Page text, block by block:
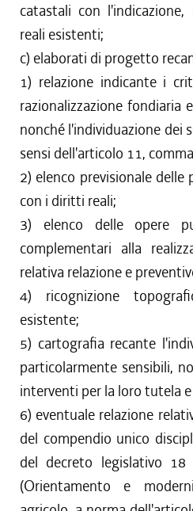
catastali con
reali esistenti;
c) elaborati di progetto
1) relazione indicante i
razionalizzazione fondiaria
nonché l'individuazione dei
sensi dell'articolo 11,
2) elenco previsionale
con i diritti reali;
3) elenco delle opere
complementari alla
relativa relazione e
4) ricognizione
esistente;
5) cartografia recante
particolarmente sensibili,
interventi per la loro tutela
6) eventuale relazione
del compendio unico
del decreto legislativo
(Orientamento e